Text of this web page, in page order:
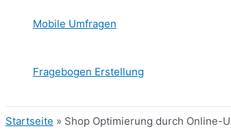
Mobile Umfragen
Fragebogen Erstellung
Startseite » Shop Optimierung durch Online-